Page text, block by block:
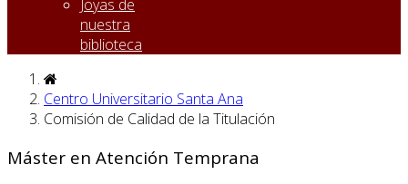
Joyas de
nuestra
biblioteca
Centro Universitario Santa Ana
Comisión de Calidad de la Titulación
Máster en Atención Temprana